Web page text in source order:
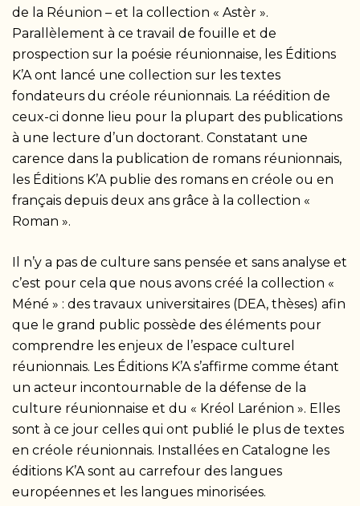
de la Réunion – et la collection « Astèr ».
Parallèlement à ce travail de fouille et de
prospection sur la poésie réunionnaise, les Éditions
K’A ont lancé une collection sur les textes
fondateurs du créole réunionnais. La réédition de
ceux-ci donne lieu pour la plupart des publications
à une lecture d’un doctorant. Constatant une
carence dans la publication de romans réunionnais,
les Éditions K’A publie des romans en créole ou en
français depuis deux ans grâce à la collection «
Roman ».
Il n’y a pas de culture sans pensée et sans analyse et
c’est pour cela que nous avons créé la collection «
Méné » : des travaux universitaires (DEA, thèses) afin
que le grand public possède des éléments pour
comprendre les enjeux de l’espace culturel
réunionnais. Les Éditions K’A s’affirme comme étant
un acteur incontournable de la défense de la
culture réunionnaise et du « Kréol Larénion ». Elles
sont à ce jour celles qui ont publié le plus de textes
en créole réunionnais. Installées en Catalogne les
éditions K’A sont au carrefour des langues
européennes et les langues minorisées.